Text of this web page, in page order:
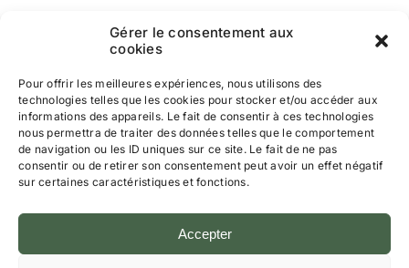
Gérer le consentement aux
cookies
Pour offrir les meilleures expériences, nous utilisons des
technologies telles que les cookies pour stocker et/ou accéder aux
informations des appareils. Le fait de consentir à ces technologies
nous permettra de traiter des données telles que le comportement
de navigation ou les ID uniques sur ce site. Le fait de ne pas
consentir ou de retirer son consentement peut avoir un effet négatif
sur certaines caractéristiques et fonctions.
Accepter
Mentions légales et Politique de Confidentialité
CGV
Politique de cookies (UE)